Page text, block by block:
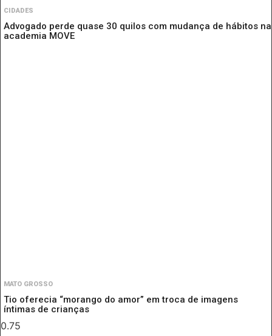
CIDADES
Advogado perde quase 30 quilos com mudança de hábitos na
academia MOVE
MATO GROSSO
Tio oferecia “morango do amor” em troca de imagens
íntimas de crianças